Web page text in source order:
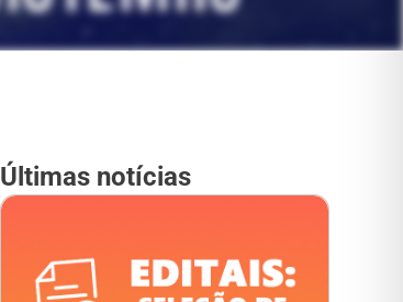
Últimas notícias